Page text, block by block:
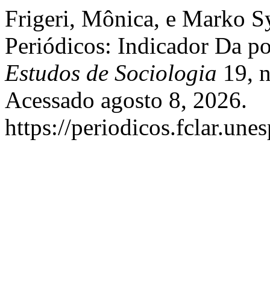
Frigeri, Mônica, e Marko
Periódicos: Indicador Da
Estudos de Sociologia 19,
Acessado agosto 8, 2026.
https://